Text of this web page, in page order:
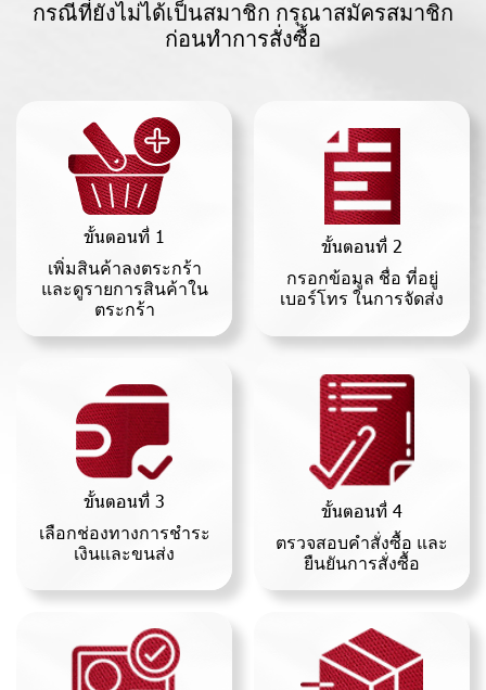
กรณีที่ยังไม่ได้เป็นสมาชิก กรุณาสมัครสมาชิก
ก่อนทำการสั่งซื้อ
ขั้นตอนที่ 1
เพิ่มสินค้าลงตระกร้า
และดูรายการสินค้าใน
ตระกร้า
ขั้นตอนที่ 2
กรอกข้อมูล ชื่อ ที่อยู่
เบอร์โทร ในการจัดส่ง
ขั้นตอนที่ 3
เลือกช่องทางการชำระ
เงินและขนส่ง
ขั้นตอนที่ 4
ตรวจสอบคำสั่งซื้อ และ
ยืนยันการสั่งซื้อ